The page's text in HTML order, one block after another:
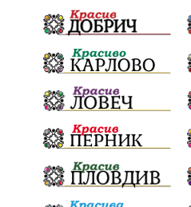
ШуменскоПлато
ОбщинскиСъвет
Индустриализация